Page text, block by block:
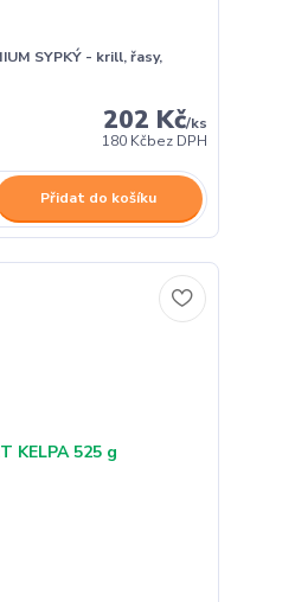
SYPKÝ - krill, řasy,
202 Kč/ks
180 Kčbez DPH
Přidat do košíku